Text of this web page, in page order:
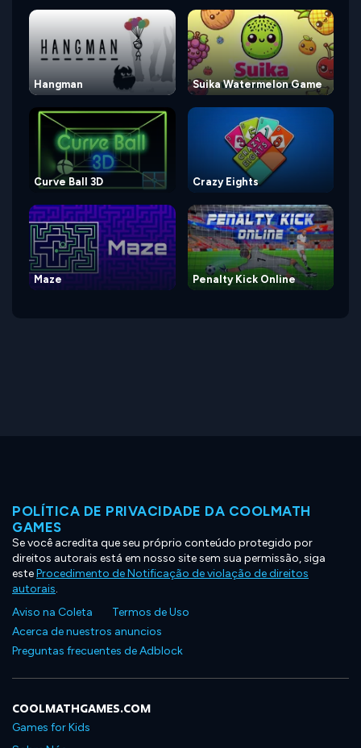
Hangman Suika Watermelon Game
Curve Ball 3D Crazy Eights
Maze Penalty Kick Online
POLÍTICA DE PRIVACIDADE DA COOLMATH
GAMES
Se você acredita que seu próprio conteúdo protegido por
direitos autorais está em nosso site sem sua permissão, siga
esteProcedimento de Notificação de violação de direitos
autorais.
Aviso na Coleta
Termos de Uso
Acerca de nuestros anuncios
Preguntas frecuentes de Adblock
COOLMATHGAMES.COM
Games for Kids